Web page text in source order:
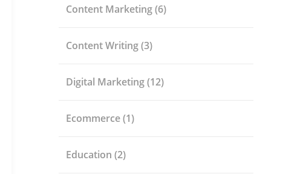
Content Marketing(6)
Content Writing(3)
Digital Marketing(12)
Ecommerce(1)
Education (2)